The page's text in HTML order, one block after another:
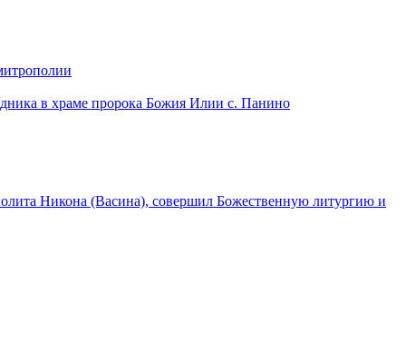
в храме пророка Божия Илии с. Панино
Никона (Васина), совершил Божественную литургию и